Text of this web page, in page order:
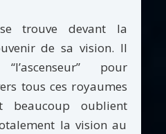
trouve devant la
de sa vision. Il
pour
tous ces royaumes
beaucoup oublient
la vision au